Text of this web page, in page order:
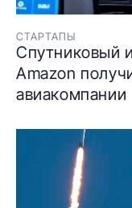
СТАРТАПЫ
Спутниковый
Amazon
авиакомпании